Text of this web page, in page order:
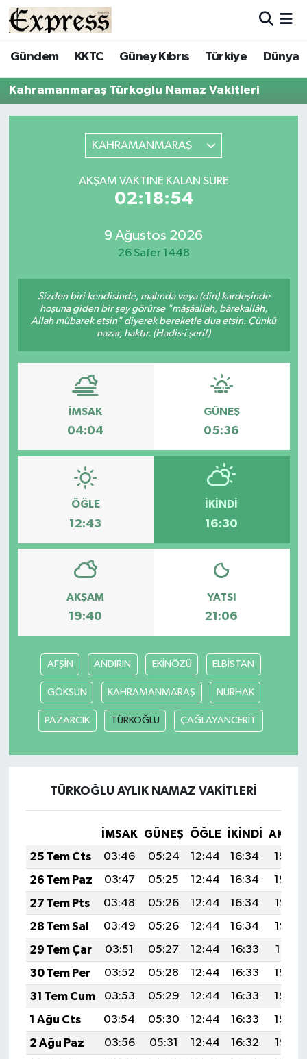
Gündem KKTC Güney Kıbrıs Türkiye Dünya
Kahramanmaraş Türkoğlu Namaz Vakitleri
KAHRAMANMARAŞ
AKŞAM VAKTINE KALAN SÜRE
02:18:54
9 Ağustos 2026
26 Safer 1448
Sizden biri kendisinde, malında veya (din) kardeşinde
hoşuna giden bir şey görürse "mâşâallah, bârekallâh,
Allah mübarek etsin" diyerek bereketle dua etsin. Çünkü
nazar, haktır. (Hadis-i şerif)
İMSAK
04:04
GÜNEŞ
05:36
ÖĞLE
12:43
İKINDI
16:30
AKŞAM
19:40
YATSI
21:06
AFŞİN ANDIRIN EKİNÖZÜ ELBİSTAN
GÖKSUN KAHRAMANMARAŞ NURHAK
PAZARCIK TÜRKOĞLU ÇAĞLAYANCERİT
TÜRKOĞLU AYLIK NAMAZ VAKITLERI
İMSAK GÜNEŞ ÖĞLE İKINDI
25 Tem Cts
03:46 05:24 12:44 16:34
19:54
26 Tem Paz
03:47 05:25 12:44 16:34
19:54
27 Tem Pts
03:48 05:26 12:44 16:34
19:53
28 Tem Sal
03:49 05:26 12:44 16:34
19:52
29 Tem Çar
03:51 05:27 12:44 16:33
19:51
30 Tem Per
03:52 05:28 12:44 16:33
19:50
31 Tem Cum
03:53 05:29 12:44 16:33
19:49
1 Ağu Cts
03:54 05:30 12:44 16:33
19:48
2 Ağu Paz
03:56 05:31 12:44 16:32
19:47
ALAYKÖY
ALSANCAK
ÇATALKÖY
ENGLISH
GAZİMAĞUSA
GÜNDEM
GÜNEY KIBRIS
İÇ HABERLER
KÜLTÜR SANAT
LAPTA
LEFKOŞA
Nöbetçi Eczaneler
ÖZEL HABER
SİYASET
TATLISU
TEKNOLOJİ
TİCARET
YAŞAM
Hava Durumu
Trafik Durumu
Tüm Manşetler
Son Dakika Haberleri